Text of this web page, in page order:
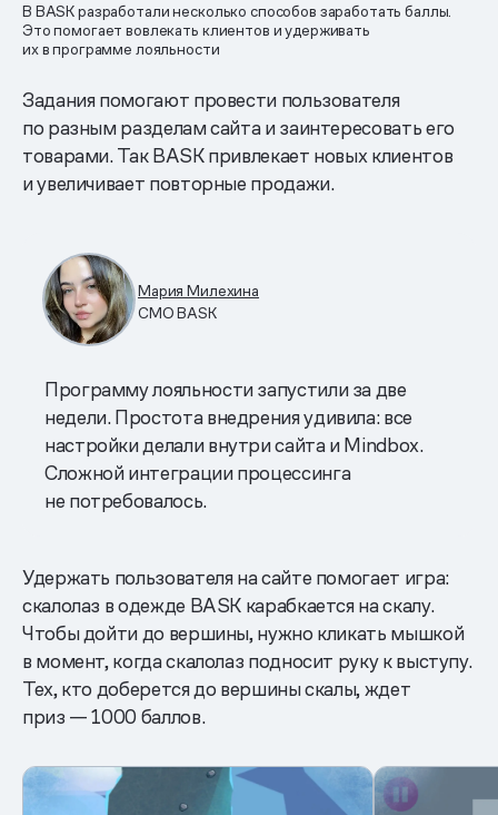
В BASK разработали несколько способов заработать баллы.
Это помогает вовлекать клиентов и удерживать
их в программе лояльности
Задания помогают провести пользователя
по разным разделам сайта и заинтересовать его
товарами. Так BASK привлекает новых клиентов
и увеличивает повторные продажи.
Мария Милехина
CMO BASK
Программу лояльности запустили за две
недели. Простота внедрения удивила: все
настройки делали внутри сайта и Mindbox.
Сложной интеграции процессинга
не потребовалось.
Удержать пользователя на сайте помогает игра:
скалолаз в одежде BASK карабкается на скалу.
Чтобы дойти до вершины, нужно кликать мышкой
в момент, когда скалолаз подносит руку к выступу.
Тех, кто доберется до вершины скалы, ждет
приз — 1000 баллов.